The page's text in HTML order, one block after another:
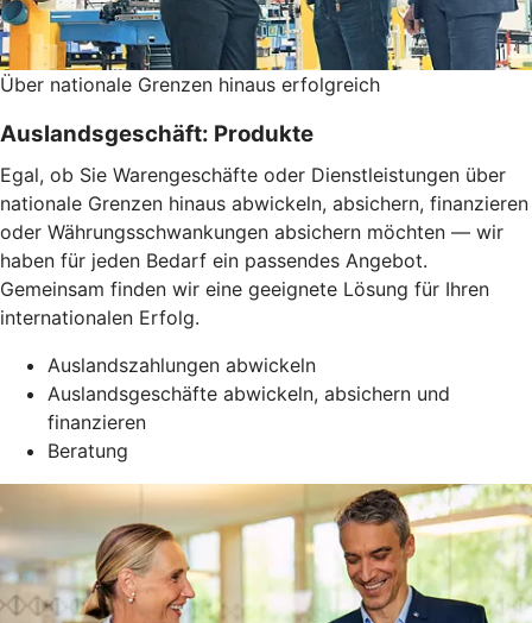
Über nationale Grenzen hinaus erfolgreich
Auslandsgeschäft: Produkte
Egal, ob Sie Warengeschäfte oder Dienstleistungen über
nationale Grenzen hinaus abwickeln, absichern, finanzieren
oder Währungsschwankungen absichern möchten — wir
haben für jeden Bedarf ein passendes Angebot.
Gemeinsam finden wir eine geeignete Lösung für Ihren
internationalen Erfolg.
Auslandszahlungen abwickeln
Auslandsgeschäfte abwickeln, absichern und
finanzieren
Beratung